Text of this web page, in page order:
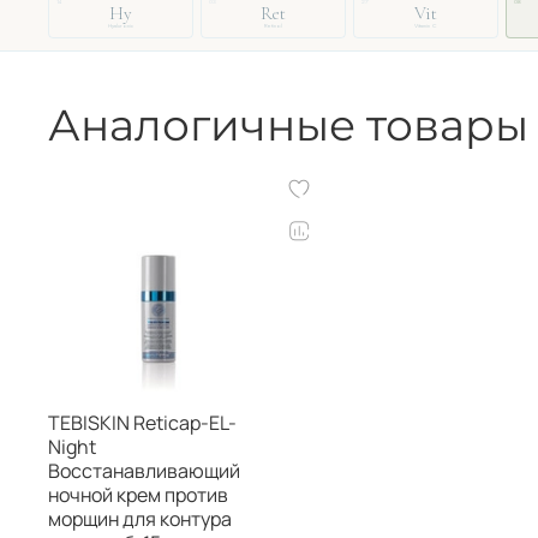
Hy
Hyaluronic
Ret
Retinol
Vit
Vitamin C
Аналогичные товары
TEBISKIN Reticap-EL-
Night
Восстанавливающий
ночной крем против
морщин для контура